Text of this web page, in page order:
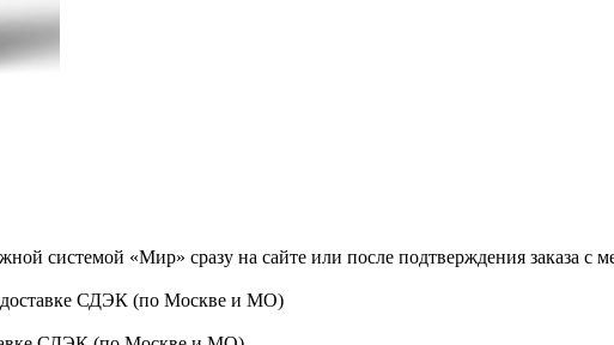
системой «Мир» сразу на сайте или после подтверждения заказа с
СДЭК (по Москве и МО)